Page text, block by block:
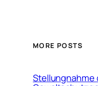
MORE POSTS
Stellungnahme